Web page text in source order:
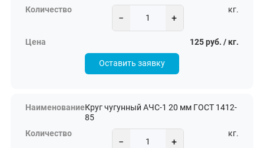
− +
кг.
125 руб. / кг.
Оставить заявку
Круг чугунный АЧС-1 20 мм ГОСТ 1412-
85
− +
кг.